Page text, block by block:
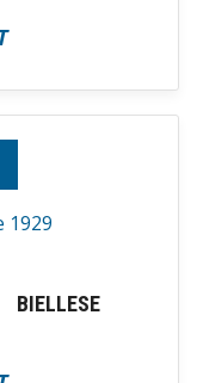
1929
BIELLESE